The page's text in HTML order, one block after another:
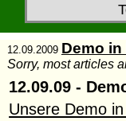
12.09.2009 Demo
Sorry, most articles
12.09.09 -
Unsere Demo